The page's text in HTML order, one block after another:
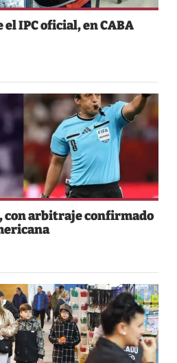
IPC oficial, en CABA
con arbitraje confirmado